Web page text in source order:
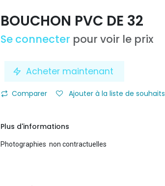
BOUCHON PVC DE 32
Se connecter pour voir le prix
Acheter maintenant
Comparer Ajouter à la liste de souhaits
Plus d'informations
Photographies non contractuelles